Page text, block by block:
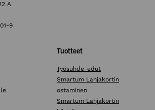
A
9
Tuotteet
Työsuhde-edut
Smartum Lahjakortin
ostaminen
Smartum Lahjakortin